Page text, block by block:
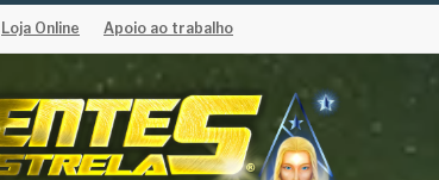
Loja Online Apoio ao trabalho